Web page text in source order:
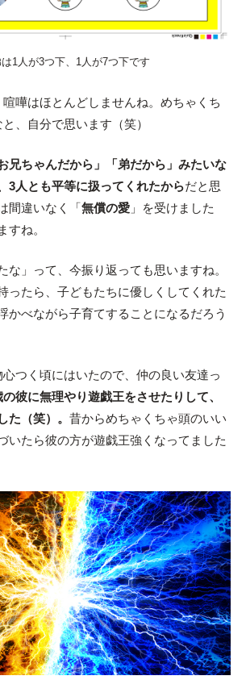
1人が3つ下、1人が7つ下です
嘩はほとんどしませんね。めちゃくち
、自分で思います（笑）
お兄ちゃんだから」「弟だから」みたいな
3人とも平等に扱ってくれたからだと思
間違いなく「無償の愛」を受けました
すね。
な」って、今振り返っても思いますね。
ったら、子どもたちに優しくしてくれた
かべながら子育てすることになるだろう
つく頃にはいたので、仲の良い友達っ
の彼に無理やり遊戯王をさせたりして、
た（笑）。 昔からめちゃくちゃ頭のいい
いたら彼の方が遊戯王強くなってました